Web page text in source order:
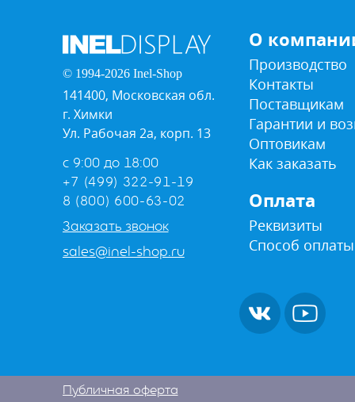
© 1994-2026 Inel-Shop
141400, Московская обл.
г. Химки
Ул. Рабочая 2а, корп. 13
с 9:00 до 18:00
+7 (499) 322-91-19
8 (800) 600-63-02
Заказать звонок
sales@inel-shop.ru
О
Производство
Контакты
Поставщикам
Гарантии и
Оптовикам
Как заказать
Оплата
Реквизиты
Способ оплаты
Публичная оферта